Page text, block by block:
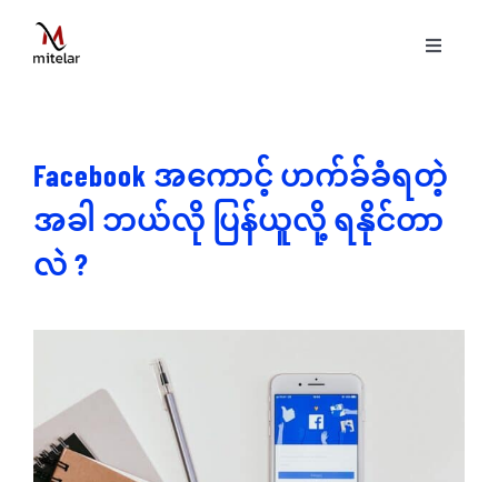
content
Toggle
နည်းပညာ
ဝန်ဆောင်မှုများ
ဗွီဒီယိုများ
ဆောင်းပါးများ
Facebook အကောင့် ဟက်ခ်ခံရတဲ့
အခါ ဘယ်လို ပြန်ယူလို့ ရနိုင်တာ
လဲ ?